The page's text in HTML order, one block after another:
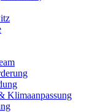
Klimaanpassung